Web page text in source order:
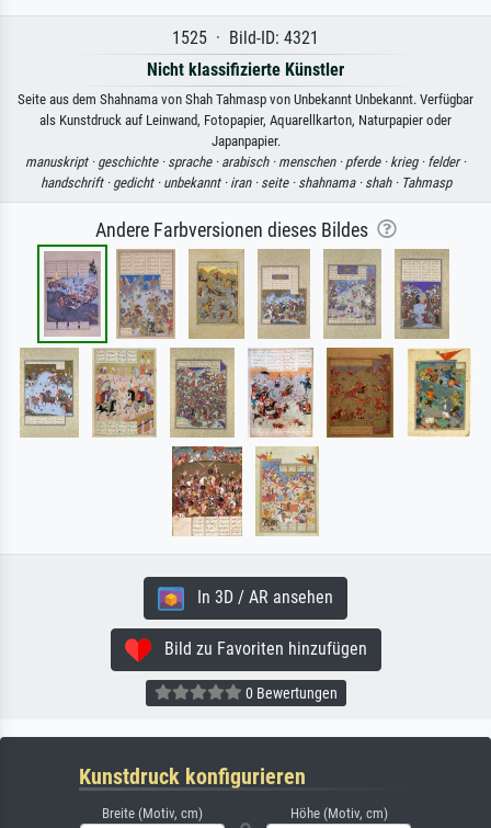
1525 · Bild-ID: 4321
Nicht klassifizierte Künstler
Seite aus dem Shahnama von Shah Tahmasp von Unbekannt Unbekannt. Verfügbar
als Kunstdruck auf Leinwand, Fotopapier, Aquarellkarton, Naturpapier oder
Japanpapier.
manuskript · geschichte · sprache · arabisch · menschen · pferde · krieg · felder ·
handschrift · gedicht · unbekannt · iran · seite · shahnama · shah · Tahmasp
Andere Farbversionen dieses Bildes
In 3D / AR ansehen
Bild zu Favoriten hinzufügen
0 Bewertungen
Kunstdruck konfigurieren
Breite (Motiv, cm) Höhe (Motiv, cm)